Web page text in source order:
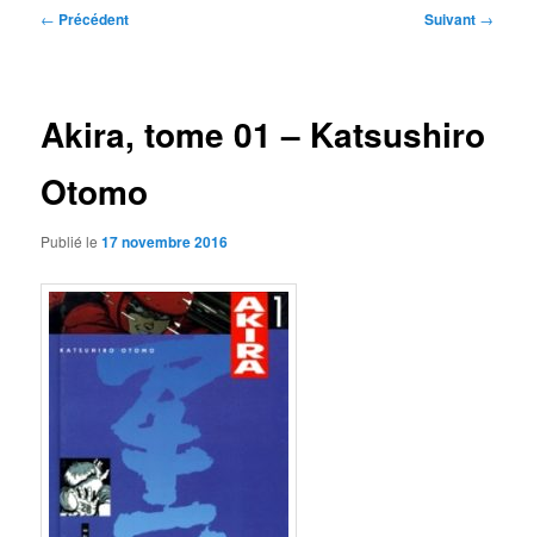
Navigation
← Précédent Suivant →
Akira, tome 01 – Katsushiro
Otomo
Publié le17 novembre 2016